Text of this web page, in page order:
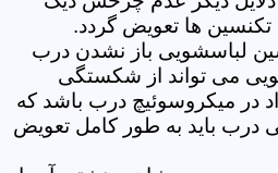
تکنسین ها تعویض گردد.
لباسشویی باز نشدن درب
می تواند از شکستگی
در میکروسوئیچ درب باشد که
باید به طور کامل تعویض